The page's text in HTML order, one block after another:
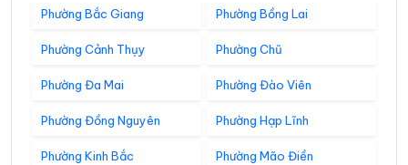
Phường Bắc Giang Phường Bồng Lai
Phường Cảnh Thụy Phường Chũ
Phường Đa Mai Phường Đào Viên
Phường Đồng Nguyên Phường Hạp Lĩnh
Phường Kinh Bắc Phường Mão Điền